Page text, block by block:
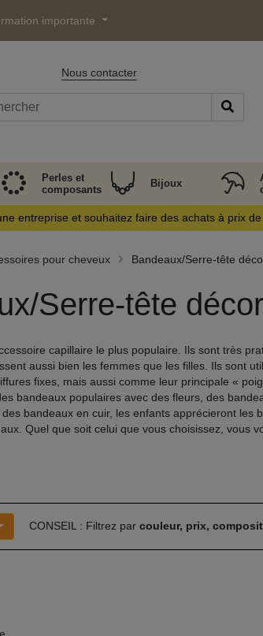
importante
Nous contacter
Perles et
composants
Bijoux
entreprise et souhaitez faire des achats à prix
pour cheveux Bandeaux/Serre-tête
Serre-tête
capillaire le plus populaire. Ils sont très
aussi bien les femmes que les filles. Ils sont
fixes, mais aussi comme leur principale «
bandeaux populaires avec des fleurs, des
bandeaux en cuir, les enfants apprécieront les
Quel que soit celui que vous choisissez, vous
CONSEIL : Filtrez par couleur, prix,